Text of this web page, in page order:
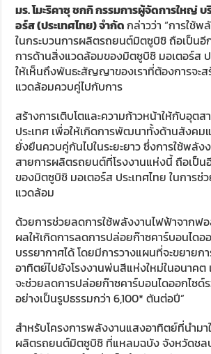
มร. โมะริคาซุ ชกกิ กรรมการผู้จัดการใหญ่
อร์ส (ประเทศไทย) จำกัดกล่าวว่า “การใช้
ในกระบวนการผลิตรถยนต์มิตซูบิชิ ถือเป็น
การด้านสิ่งแวดล้อมของมิตซูบิชิ มอเตอร์ส
ให้เห็นถึงพันธะสัญญาของเราที่ต้องการจะ
แวดล้อมควบคู่ไปกับการ
สร้างการเติบโตและความก้าวหน้าให้กับอุต
ประเทศ เพื่อให้เกิดการพัฒนาทั้งด้านสังคม
ยั่งยืนควบคู่กันไปในระยะยาว ซึ่งการใช้พลัง
สายการผลิตรถยนต์ที่โรงงานแห่งนี้ ถือเป็
ของมิตซูบิชิ มอเตอร์ส ประเทศไทย ในการ
แวดล้อม
ด้วยการช่วยลดการใช้พลังงานไฟฟ้าจากฟ
ผลให้เกิดการลดการปล่อยก๊าซคาร์บอนไดอ
บรรยากาศได้ โดยมีการวางแผนที่จะขยายก
อาทิตย์ไปยังโรงงานพ่นสีแห่งใหม่ในอนาคต
จะช่วยลดการปล่อยก๊าซคาร์บอนไดออกไซด์
อย่างเป็นรูปธรรมกว่า 6,100* ตันต่อปี”
สำหรับโครงการพลังงานแสงอาทิตย์ที่นำมา
ผลิตรถยนต์มิตซูบิชิ ที่แหลมฉบัง จังหวัดชล